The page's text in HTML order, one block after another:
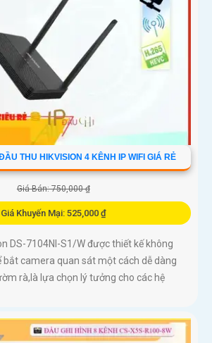
THU HIKVISION 4 KÊNH IP WIFI GIÁ RẺ
Giá Bán: 750,000 ₫
Giá Khuyến Mại: 525,000 ₫
DS-7104NI-S1/W được thiết kế không
bắt camera quan sát một cách dễ dàng
rà,là lựa chọn lý tưởng cho các hệ